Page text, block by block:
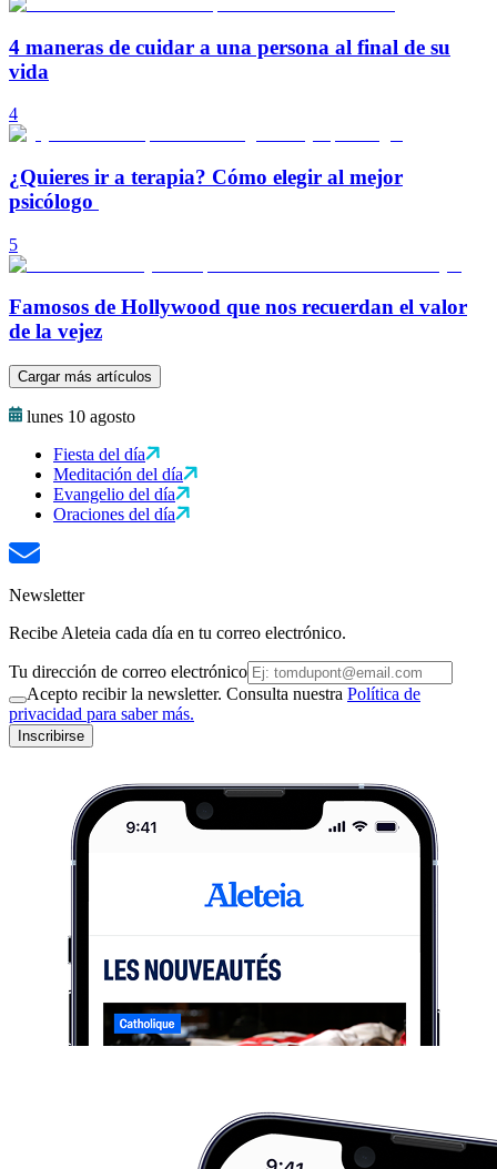
4 maneras de cuidar a una persona al final de su
vida
4
¿Quieres ir a terapia? Cómo elegir al mejor
psicólogo
5
Famosos de Hollywood que nos recuerdan el valor
de la vejez
Cargar más artículos
lunes 10 agosto
Fiesta del día
Meditación del día
Evangelio del día
Oraciones del día
Newsletter
Recibe Aleteia cada día en tu correo electrónico.
Tu dirección de correo electrónico
Acepto recibir la newsletter. Consulta nuestra Política de
privacidad para saber más.
Inscribirse